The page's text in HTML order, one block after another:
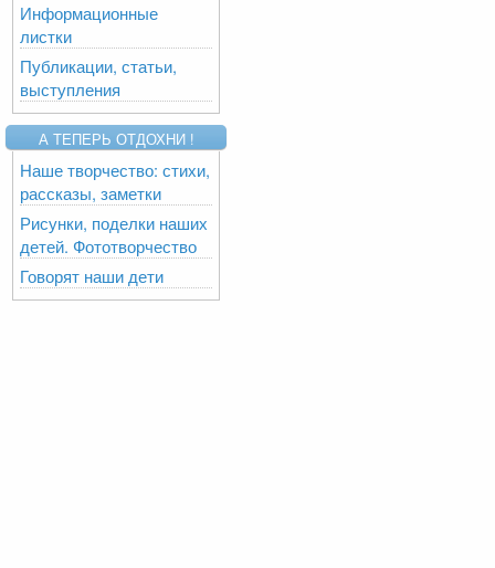
Информационные
листки
Публикации, статьи,
выступления
А ТЕПЕРЬ ОТДОХНИ !
Наше творчество: стихи,
рассказы, заметки
Рисунки, поделки наших
детей. Фототворчество
Говорят наши дети